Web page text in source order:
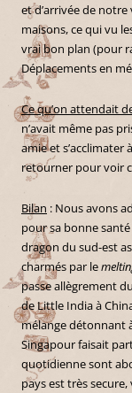
et d’arrivée de notre
maisons, ce qui vu
vrai bon plan (pour
Déplacements en
Ce qu’on attendait
n’avait même pas
amie et s’acclimater
retourner pour voir
Bilan : Nous avons
pour sa bonne
dragon du sud-est
charmés par le
passe allègrement
de Little India à
mélange détonnant
Singapour faisait
quotidienne sont
pays est très